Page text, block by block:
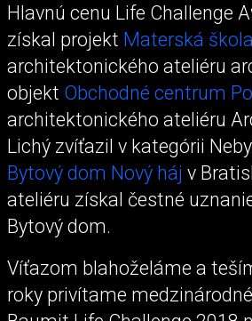
Hlavnú cenu Life Challenge
získal projekt Materská
architektonického ateliéru
objekt Obchodné centrum
architektonického ateliéru
Lichý zvíťazil v kategórii
Bytový dom Nový háj v
ateliéru získal čestné
Bytový dom.
Víťazom blahoželáme a
roky privítame